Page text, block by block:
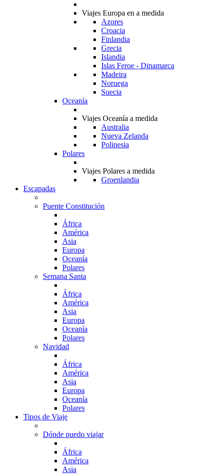
Viajes Europa en a medida
Azores
Croacia
Finlandia
Grecia
Islandia
Islas Feroe - Dinamarca
Madeira
Noruega
Suecia
Oceanía
Viajes Oceanía a medida
Australia
Nueva Zelanda
Polinesia
Polares
Viajes Polares a medida
Groenlandia
Escapadas
Puente Constitución
África
América
Asia
Europa
Oceanía
Polares
Semana Santa
África
América
Asia
Europa
Oceanía
Polares
Navidad
África
América
Asia
Europa
Oceanía
Polares
Tipos de Viaje
Dónde puedo viajar
África
América
Asia